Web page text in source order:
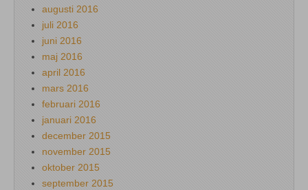
augusti 2016
juli 2016
juni 2016
maj 2016
april 2016
mars 2016
februari 2016
januari 2016
december 2015
november 2015
oktober 2015
september 2015